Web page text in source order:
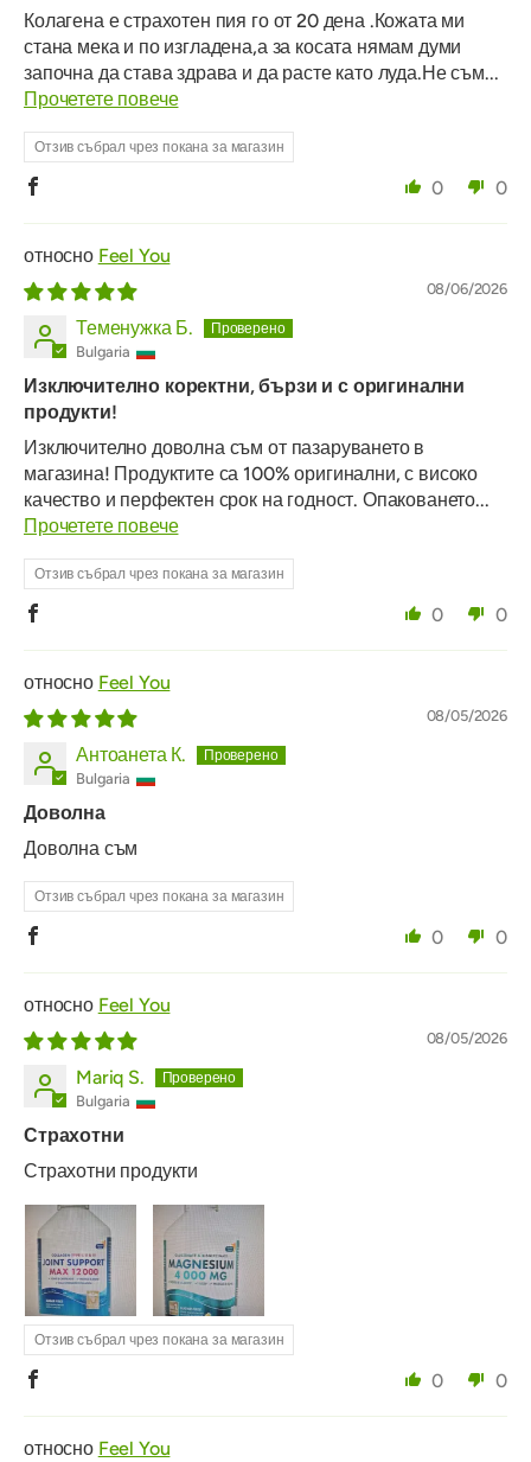
Колагена е страхотен пия го от 20 дена .Кожата ми
стана мека и по изгладена,а за косата нямам думи
започна да става здрава и да расте като луда.Не съм...
Прочетете повече
Отзив събрал чрез покана за магазин
0 0
Feel You
08/06/2026
Теменужка Б.
Bulgaria
Изключително коректни, бързи и с оригинални
продукти!
Изключително доволна съм от пазаруването в
магазина! Продуктите са 100% оригинални, с високо
качество и перфектен срок на годност. Опаковането...
Прочетете повече
Отзив събрал чрез покана за магазин
0 0
Feel You
08/05/2026
Антоанета К.
Bulgaria
Доволна
Доволна съм
Отзив събрал чрез покана за магазин
0 0
Feel You
08/05/2026
Mariq S.
Bulgaria
Страхотни
Страхотни продукти
Отзив събрал чрез покана за магазин
0 0
Feel You